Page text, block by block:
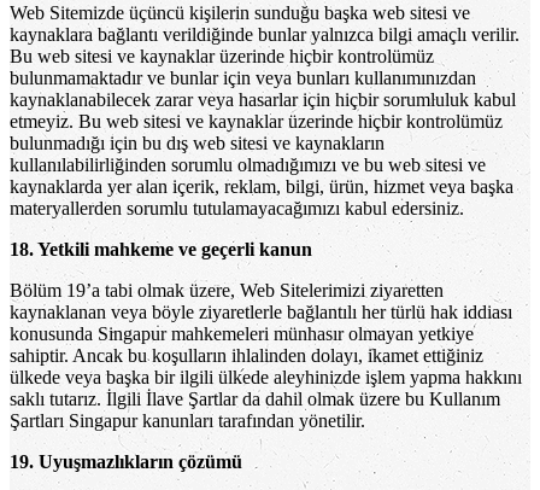
Web Sitemizde üçüncü kişilerin sunduğu başka web sitesi ve
kaynaklara bağlantı verildiğinde bunlar yalnızca bilgi amaçlı verilir.
Bu web sitesi ve kaynaklar üzerinde hiçbir kontrolümüz
bulunmamaktadır ve bunlar için veya bunları kullanımınızdan
kaynaklanabilecek zarar veya hasarlar için hiçbir sorumluluk kabul
etmeyiz. Bu web sitesi ve kaynaklar üzerinde hiçbir kontrolümüz
bulunmadığı için bu dış web sitesi ve kaynakların
kullanılabilirliğinden sorumlu olmadığımızı ve bu web sitesi ve
kaynaklarda yer alan içerik, reklam, bilgi, ürün, hizmet veya başka
materyallerden sorumlu tutulamayacağımızı kabul edersiniz.
18. Yetkili mahkeme ve geçerli kanun
Bölüm 19’a tabi olmak üzere, Web Sitelerimizi ziyaretten
kaynaklanan veya böyle ziyaretlerle bağlantılı her türlü hak iddiası
konusunda Singapur mahkemeleri münhasır olmayan yetkiye
sahiptir. Ancak bu koşulların ihlalinden dolayı, ikamet ettiğiniz
ülkede veya başka bir ilgili ülkede aleyhinizde işlem yapma hakkını
saklı tutarız. İlgili İlave Şartlar da dahil olmak üzere bu Kullanım
Şartları Singapur kanunları tarafından yönetilir.
19. Uyuşmazlıkların çözümü